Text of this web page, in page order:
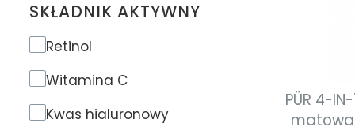
SKŁADNIK AKTYWNY
Składnik aktywny
Retinol
Witamina C
Kwas hialuronowy
PÜR 4-